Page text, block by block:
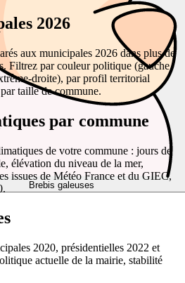
Brebis galeuses
2026
aux municipales 2026 dans plus de
Filtrez par couleur politique (gauche,
droite), par profil territorial
taille de commune.
par commune
de votre commune : jours de
élévation du niveau de la mer,
issues de Météo France et du GIEC,
2020, présidentielles 2022 et
actuelle de la mairie, stabilité